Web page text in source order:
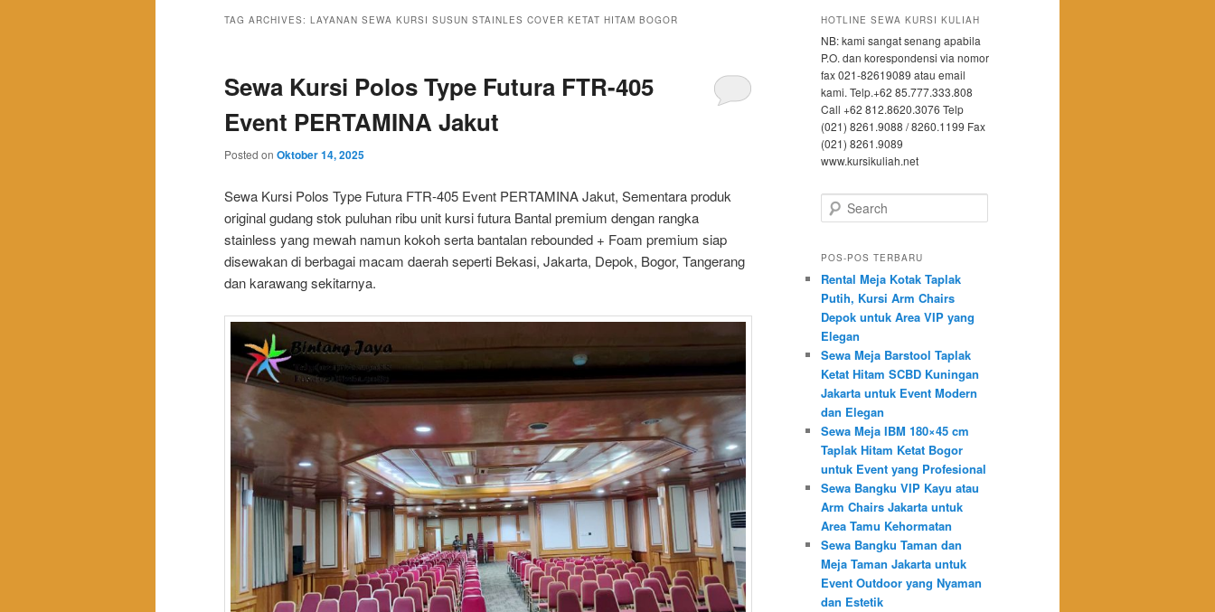
TAG ARCHIVES: LAYANAN SEWA KURSI SUSUN STAINLES COVER KETAT HITAM BOGOR
Sewa Kursi Polos Type Futura FTR-405
Event PERTAMINA Jakut
Posted on Oktober 14, 2025
Sewa Kursi Polos Type Futura FTR-405 Event PERTAMINA Jakut, Sementara produk
original gudang stok puluhan ribu unit kursi futura Bantal premium dengan rangka
stainless yang mewah namun kokoh serta bantalan rebounded + Foam premium siap
disewakan di berbagai macam daerah seperti Bekasi, Jakarta, Depok, Bogor, Tangerang
dan karawang sekitarnya.
HOTLINE SEWA KURSI KULIAH
NB: kami sangat senang apabila
P.O. dan korespondensi via nomor
fax 021-82619089 atau email
kami. Telp.+62 85.777.333.808
Call +62 812.8620.3076 Telp
(021) 8261.9088 / 8260.1199 Fax
(021) 8261.9089
www.kursikuliah.net
Search
POS-POS TERBARU
Rental Meja Kotak Taplak
Putih, Kursi Arm Chairs
Depok untuk Area VIP yang
Elegan
Sewa Meja Barstool Taplak
Ketat Hitam SCBD Kuningan
Jakarta untuk Event Modern
dan Elegan
Sewa Meja IBM 180×45 cm
Taplak Hitam Ketat Bogor
untuk Event yang Profesional
Sewa Bangku VIP Kayu atau
Arm Chairs Jakarta untuk
Area Tamu Kehormatan
Sewa Bangku Taman dan
Meja Taman Jakarta untuk
Event Outdoor yang Nyaman
dan Estetik